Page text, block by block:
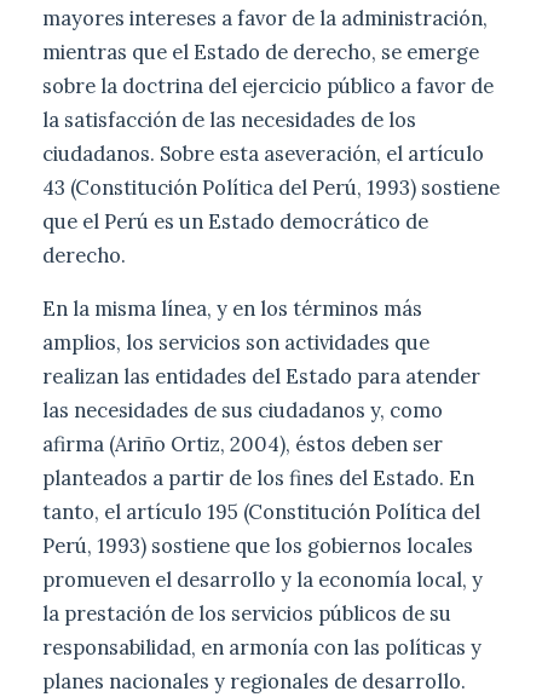
mayores intereses a favor de la administración,
mientras que el Estado de derecho, se emerge
sobre la doctrina del ejercicio público a favor de
la satisfacción de las necesidades de los
ciudadanos. Sobre esta aseveración, el artículo
43 (Constitución Política del Perú, 1993) sostiene
que el Perú es un Estado democrático de
derecho.
En la misma línea, y en los términos más
amplios, los servicios son actividades que
realizan las entidades del Estado para atender
las necesidades de sus ciudadanos y, como
afirma (Ariño Ortiz, 2004), éstos deben ser
planteados a partir de los fines del Estado. En
tanto, el artículo 195 (Constitución Política del
Perú, 1993) sostiene que los gobiernos locales
promueven el desarrollo y la economía local, y
la prestación de los servicios públicos de su
responsabilidad, en armonía con las políticas y
planes nacionales y regionales de desarrollo.